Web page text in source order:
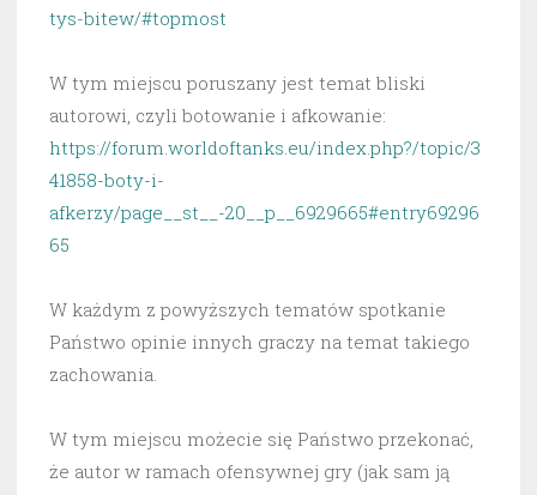
tys-bitew/#topmost
W tym miejscu poruszany jest temat bliski
autorowi, czyli botowanie i afkowanie:
https://forum.worldoftanks.eu/index.php?/topic/3
41858-boty-i-
afkerzy/page__st__-20__p__6929665#entry69296
65
W każdym z powyższych tematów spotkanie
Państwo opinie innych graczy na temat takiego
zachowania.
W tym miejscu możecie się Państwo przekonać,
że autor w ramach ofensywnej gry (jak sam ją